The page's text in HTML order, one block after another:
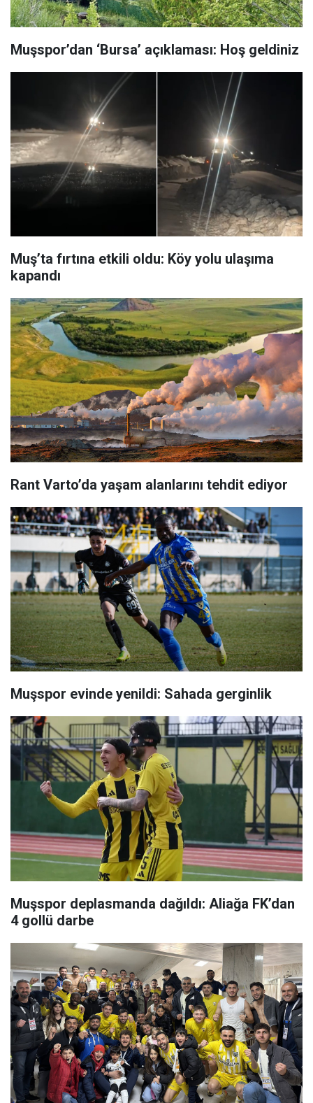
Muşspor’dan ‘Bursa’ açıklaması: Hoş geldiniz
Muş’ta fırtına etkili oldu: Köy yolu ulaşıma
kapandı
Rant Varto’da yaşam alanlarını tehdit ediyor
Muşspor evinde yenildi: Sahada gerginlik
Muşspor deplasmanda dağıldı: Aliağa FK’dan
4 gollü darbe